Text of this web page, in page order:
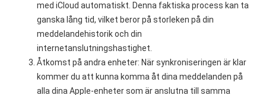
med iCloud automatiskt. Denna faktiska process kan ta
ganska lång tid, vilket beror på storleken på din
meddelandehistorik och din
internetanslutningshastighet.
Åtkomst på andra enheter: När synkroniseringen är klar
kommer du att kunna komma åt dina meddelanden på
alla dina Apple-enheter som är anslutna till samma